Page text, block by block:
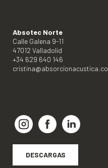
Absotec Norte
Calle Galena 9-11
47012 Valladolid
+34 629 640 146
DESCARGAS